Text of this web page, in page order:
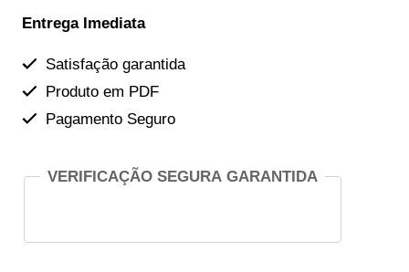
R$16,00.
campanha
ao
câncer
pele
Entrega Imediata
Satisfação garantida
Produto em PDF
Pagamento Seguro
VERIFICAÇÃO SEGURA GARANTIDA